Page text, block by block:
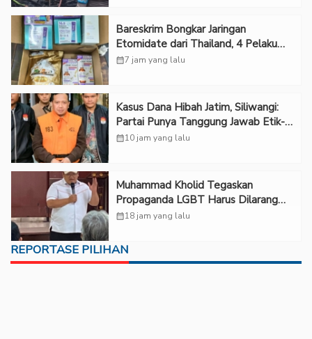
Bareskrim Bongkar Jaringan
Etomidate dari Thailand, 4 Pelaku
Ditangkap
calendar_month7 jam yang lalu
Kasus Dana Hibah Jatim, Siliwangi:
Partai Punya Tanggung Jawab Etik-
Politik
calendar_month10 jam yang lalu
Muhammad Kholid Tegaskan
Propaganda LGBT Harus Dilarang
dan Minta Negara Melindungi Korban
calendar_month18 jam yang lalu
REPORTASE PILIHAN